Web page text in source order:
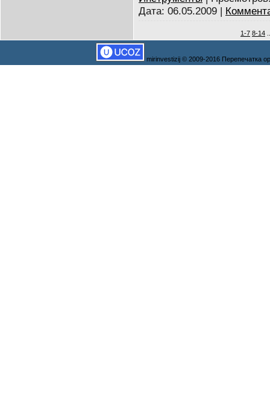
Дата: 06.05.2009 |
1-7 8-14
mirinvestizij © 2009-2016 Перепечатка